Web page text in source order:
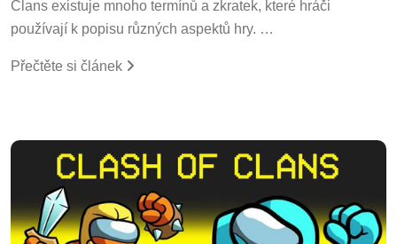
Clans existuje mnoho termínů a zkratek, které hráči
používají k popisu různých aspektů hry. …
Přečtěte si článek